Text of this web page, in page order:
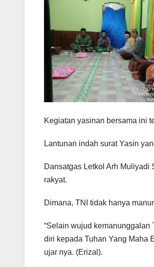
Kegiatan yasinan bersama ini
Lantunan indah surat Yasin
Dansatgas Letkol Arh
rakyat.
Dimana, TNI tidak hanya
“Selain wujud kemanunggalan
diri kepada Tuhan Yang Maha
ujar nya. (Erizal).